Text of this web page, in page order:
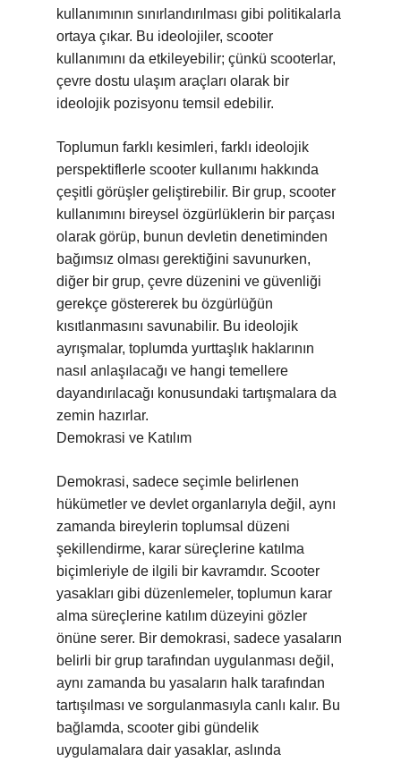
kullanımının sınırlandırılması gibi politikalarla
ortaya çıkar. Bu ideolojiler, scooter
kullanımını da etkileyebilir; çünkü scooterlar,
çevre dostu ulaşım araçları olarak bir
ideolojik pozisyonu temsil edebilir.
Toplumun farklı kesimleri, farklı ideolojik
perspektiflerle scooter kullanımı hakkında
çeşitli görüşler geliştirebilir. Bir grup, scooter
kullanımını bireysel özgürlüklerin bir parçası
olarak görüp, bunun devletin denetiminden
bağımsız olması gerektiğini savunurken,
diğer bir grup, çevre düzenini ve güvenliği
gerekçe göstererek bu özgürlüğün
kısıtlanmasını savunabilir. Bu ideolojik
ayrışmalar, toplumda yurttaşlık haklarının
nasıl anlaşılacağı ve hangi temellere
dayandırılacağı konusundaki tartışmalara da
zemin hazırlar.
Demokrasi ve Katılım
Demokrasi, sadece seçimle belirlenen
hükümetler ve devlet organlarıyla değil, aynı
zamanda bireylerin toplumsal düzeni
şekillendirme, karar süreçlerine katılma
biçimleriyle de ilgili bir kavramdır. Scooter
yasakları gibi düzenlemeler, toplumun karar
alma süreçlerine katılım düzeyini gözler
önüne serer. Bir demokrasi, sadece yasaların
belirli bir grup tarafından uygulanması değil,
aynı zamanda bu yasaların halk tarafından
tartışılması ve sorgulanmasıyla canlı kalır. Bu
bağlamda, scooter gibi gündelik
uygulamalara dair yasaklar, aslında